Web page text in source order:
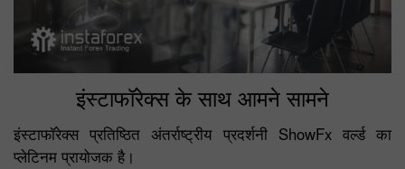
इंस्टाफॉरेक्स के साथ आमने सामने
इंस्टाफॉरेक्स प्रतिष्ठित अंतर्राष्ट्रीय प्रदर्शनी ShowFx वर्ल्ड का
प्लेटिनम प्रायोजक है।